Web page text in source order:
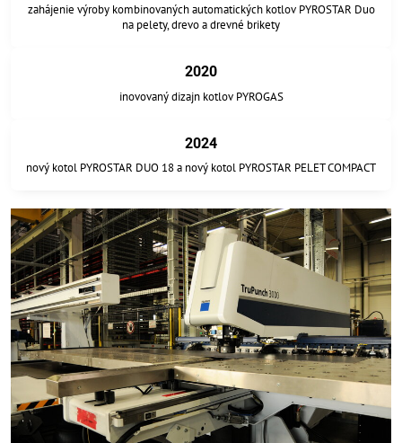
zahájenie výroby kombinovaných automatických kotlov PYROSTAR Duo
na pelety, drevo a drevné brikety
2020
inovovaný dizajn kotlov PYROGAS
2024
nový kotol PYROSTAR DUO 18 a nový kotol PYROSTAR PELET COMPACT